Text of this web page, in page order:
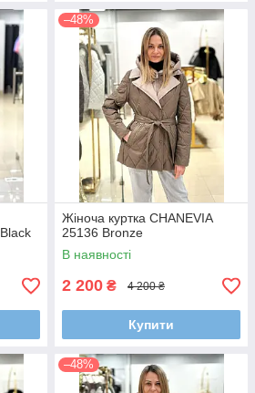
–48%
Жіноча куртка CHANEVIA
25136 Bronze
В наявності
2 200 ₴ 4 200 ₴
Купити
–48%